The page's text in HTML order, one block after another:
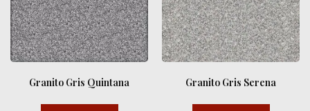
Granito Gris Quintana Granito Gris Serena